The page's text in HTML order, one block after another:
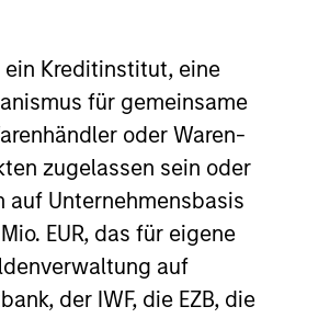
ein Kreditinstitut, eine
für gemeinsame
oder Waren-
zugelassen sein oder
auf Unternehmensbasis
EUR, das für eigene
auf
der IWF, die EZB, die
its
Eldridge,
IVP,